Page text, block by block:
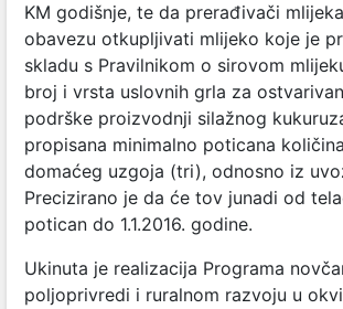
KM godišnje, te da prerađivači
obavezu otkupljivati mlijeko koje je
skladu s Pravilnikom o sirovom
broj i vrsta uslovnih grla za
podrške proizvodnji silažnog
propisana minimalno poticana
domaćeg uzgoja (tri), odnosno iz
Precizirano je da će tov junadi od
potican do 1.1.2016. godine.
Ukinuta je realizacija Programa
poljoprivredi i ruralnom razvoju u